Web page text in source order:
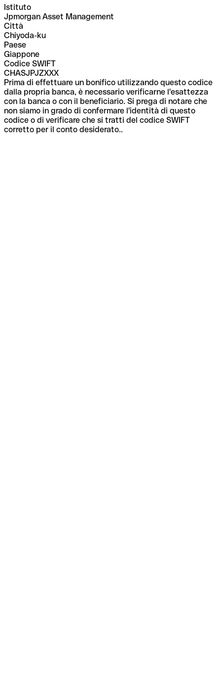
Istituto
Jpmorgan Asset Management
Città
Chiyoda-ku
Paese
Giappone
Codice SWIFT
CHASJPJZXXX
Prima di effettuare un bonifico utilizzando questo codice
dalla propria banca, è necessario verificarne l'esattezza
con la banca o con il beneficiario. Si prega di notare che
non siamo in grado di confermare l'identità di questo
codice o di verificare che si tratti del codice SWIFT
corretto per il conto desiderato..